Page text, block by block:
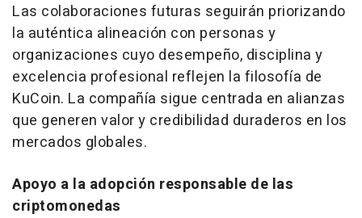
Las colaboraciones futuras seguirán priorizando
la auténtica alineación con personas y
organizaciones cuyo desempeño, disciplina y
excelencia profesional reflejen la filosofía de
KuCoin. La compañía sigue centrada en alianzas
que generen valor y credibilidad duraderos en los
mercados globales.
Apoyo a la adopción responsable de las
criptomonedas